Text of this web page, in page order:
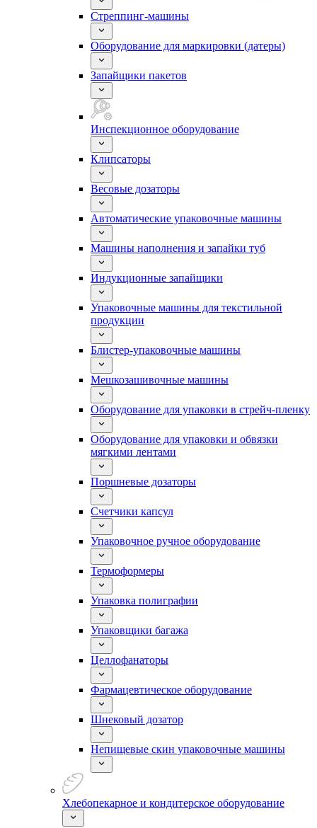
Стреппинг-машины
Оборудование для маркировки (датеры)
Запайщики пакетов
Инспекционное оборудование
Клипсаторы
Весовые дозаторы
Автоматические упаковочные машины
Машины наполнения и запайки туб
Индукционные запайщики
Упаковочные машины для текстильной
продукции
Блистер-упаковочные машины
Мешкозашивочные машины
Оборудование для упаковки в стрейч-пленку
Оборудование для упаковки и обвязки
мягкими лентами
Поршневые дозаторы
Счетчики капсул
Упаковочное ручное оборудование
Термоформеры
Упаковка полиграфии
Упаковщики багажа
Целлофанаторы
Фармацевтическое оборудование
Шнековый дозатор
Непищевые скин упаковочные машины
Хлебопекарное и кондитерское оборудование